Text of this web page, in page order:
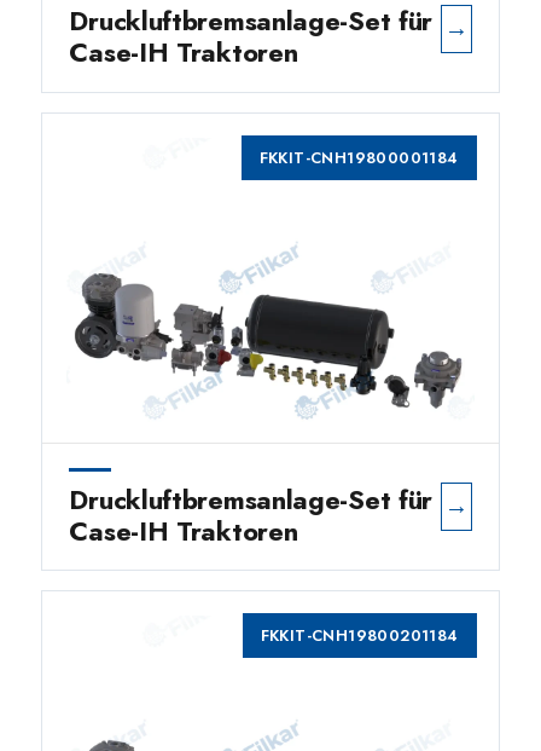
Druckluftbremsanlage-Set für
Case-IH Traktoren
→
FKKIT-CNH19800001184
Druckluftbremsanlage-Set für
Case-IH Traktoren
→
FKKIT-CNH19800201184